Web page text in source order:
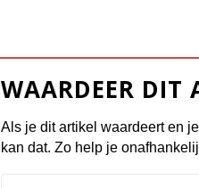
WAARDEER DIT
Als je dit artikel waardeert en
kan dat. Zo help je